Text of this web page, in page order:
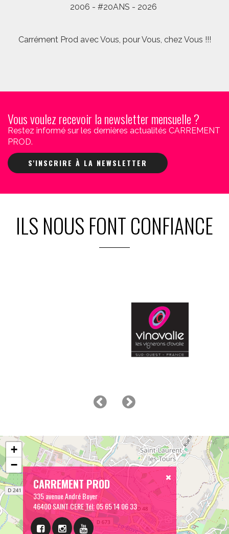
2006 - #20ANS - 2026
Carrément Prod avec Vous, pour Vous, chez Vous !!!
Vous voulez recevoir la newsletter mensuelle ?
Restez informé sur les dernières actualités CARREMENT
PROD.
S'INSCRIRE À LA NEWSLETTER
ILS NOUS FONT CONFIANCE
CARREMENT PROD
335 avenue André Boyer
46400 SAINT CERETél:05 65 14 06 33
+
−